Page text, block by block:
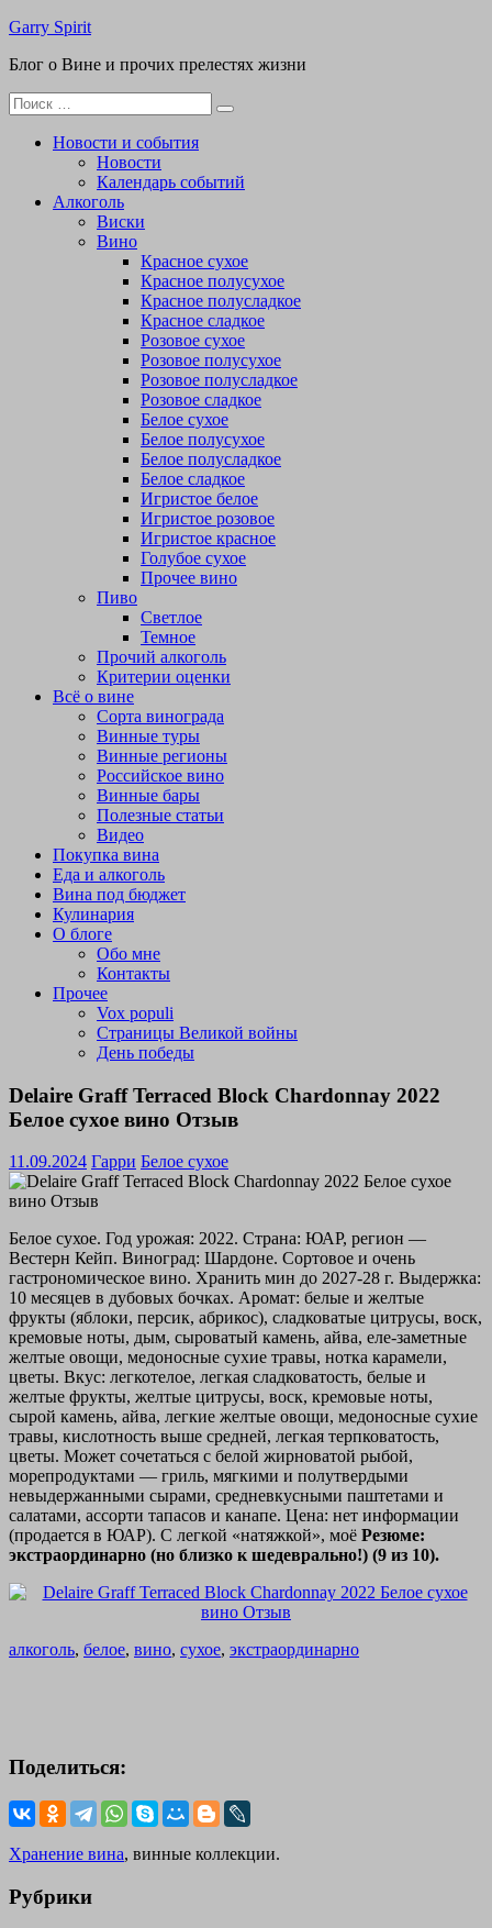
Перейти
содержимому
Garry Spirit
Блог о Вине и прочих прелестях жизни
Поиск
для:
Новости и события
Новости
Календарь событий
Алкоголь
Виски
Вино
Красное сухое
Красное полусухое
Красное полусладкое
Красное сладкое
Розовое сухое
Розовое полусухое
Розовое полусладкое
Розовое сладкое
Белое сухое
Белое полусухое
Белое полусладкое
Белое сладкое
Игристое белое
Игристое розовое
Игристое красное
Голубое сухое
Прочее вино
Пиво
Светлое
Темное
Прочий алкоголь
Критерии оценки
Всё о вине
Сорта винограда
Винные туры
Винные регионы
Российское вино
Винные бары
Полезные статьи
Видео
Покупка вина
Еда и алкоголь
Вина под бюджет
Кулинария
О блоге
Обо мне
Контакты
Прочее
Vox populi
Страницы Великой войны
День победы
Delaire Graff Terraced Block Chardonnay 2022
Белое сухое вино Отзыв
11.09.2024 Гарри Белое сухое
Белое сухое. Год урожая: 2022. Страна: ЮАР, регион —
Вестерн Кейп. Виноград: Шардоне. Сортовое и очень
гастрономическое вино. Хранить мин до 2027-28 г. Выдержка:
10 месяцев в дубовых бочках. Аромат: белые и желтые
фрукты (яблоки, персик, абрикос), сладковатые цитрусы, воск,
кремовые ноты, дым, сыроватый камень, айва, еле-заметные
желтые овощи, медоносные сухие травы, нотка карамели,
цветы. Вкус: легкотелое, легкая сладковатость, белые и
желтые фрукты, желтые цитрусы, воск, кремовые ноты,
сырой камень, айва, легкие желтые овощи, медоносные сухие
травы, кислотность выше средней, легкая терпковатость,
цветы. Может сочетаться с белой жирноватой рыбой,
морепродуктами — гриль, мягкими и полутвердыми
невыдержанными сырами, средневкусными паштетами и
салатами, ассорти тапасов и канапе. Цена: нет информации
(продается в ЮАР). С легкой «натяжкой», моё Резюме:
экстраординарно (но близко к шедеврально!) (9 из 10).
алкоголь, белое, вино, сухое, экстраординарно
Поделиться:
Хранение вина, винные коллекции.
Рубрики